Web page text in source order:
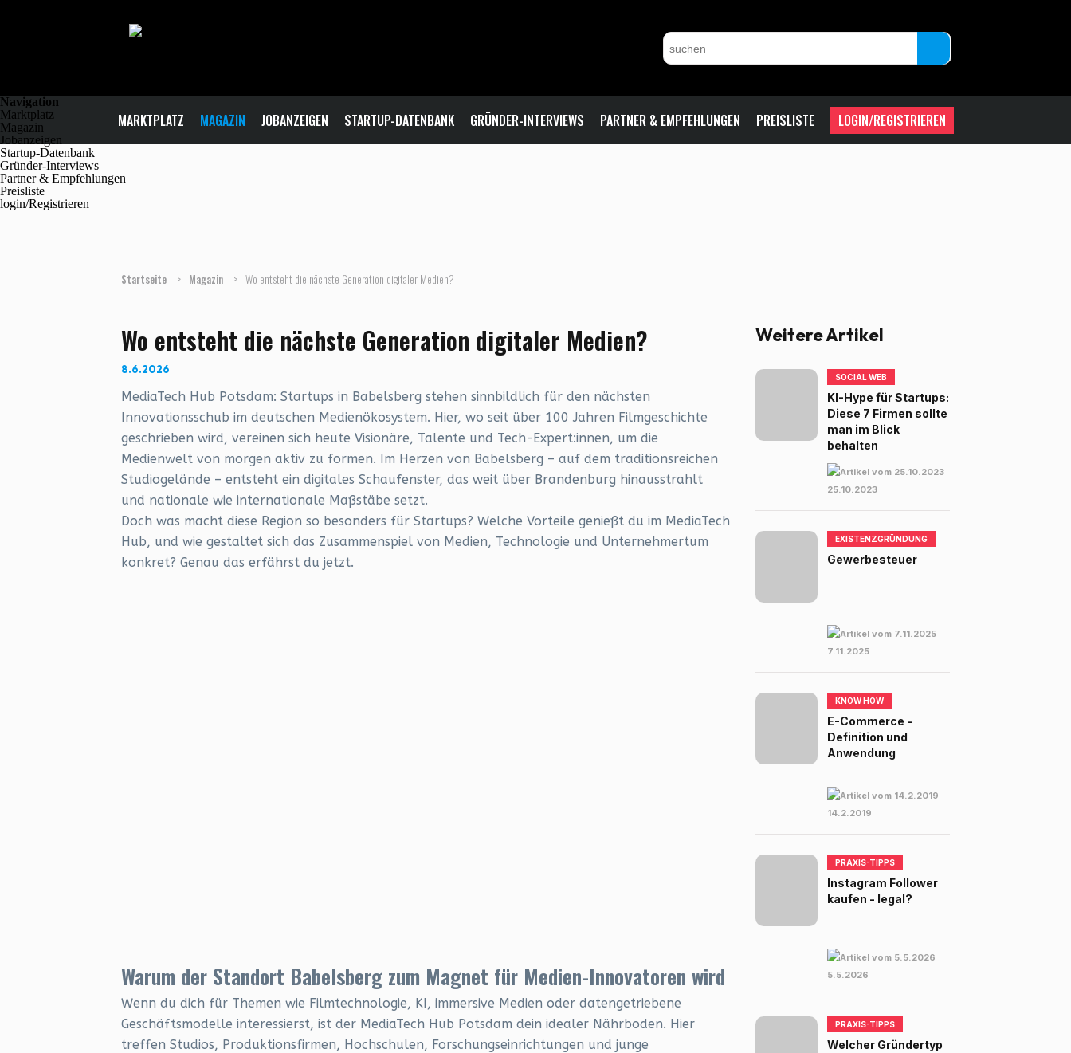
MARKTPLATZ MAGAZIN JOBANZEIGEN STARTUP-DATENBANK GRÜNDER-INTERVIEWS PARTNER & EMPFEHLUNGEN PREISLISTE LOGIN/REGISTRIEREN
Navigation
Marktplatz
Magazin
Jobanzeigen
Startup-Datenbank
Gründer-Interviews
Partner & Empfehlungen
Preisliste
login/Registrieren
Startseite > Magazin > Wo entsteht die nächste Generation digitaler Medien?
Wo entsteht die nächste Generation digitaler Medien?
8.6.2026
MediaTech Hub Potsdam: Startups in Babelsberg stehen sinnbildlich für den nächsten
Innovationsschub im deutschen Medienökosystem. Hier, wo seit über 100 Jahren Filmgeschichte
geschrieben wird, vereinen sich heute Visionäre, Talente und Tech-Expert:innen, um die
Medienwelt von morgen aktiv zu formen. Im Herzen von Babelsberg – auf dem traditionsreichen
Studiogelände – entsteht ein digitales Schaufenster, das weit über Brandenburg hinausstrahlt
und nationale wie internationale Maßstäbe setzt.
Doch was macht diese Region so besonders für Startups? Welche Vorteile genießt du im MediaTech
Hub, und wie gestaltet sich das Zusammenspiel von Medien, Technologie und Unternehmertum
konkret? Genau das erfährst du jetzt.
Warum der Standort Babelsberg zum Magnet für Medien-Innovatoren wird
Wenn du dich für Themen wie Filmtechnologie, KI, immersive Medien oder datengetriebene
Geschäftsmodelle interessierst, ist der MediaTech Hub Potsdam dein idealer Nährboden. Hier
treffen Studios, Produktionsfirmen, Hochschulen, Forschungseinrichtungen und junge
Weitere Artikel
SOCIAL WEB
KI-Hype für Startups:
Diese 7 Firmen sollte
man im Blick
behalten
25.10.2023
EXISTENZGRÜNDUNG
Gewerbesteuer
7.11.2025
KNOW HOW
E-Commerce -
Definition und
Anwendung
14.2.2019
PRAXIS-TIPPS
Instagram Follower
kaufen - legal?
5.5.2026
PRAXIS-TIPPS
Welcher Gründertyp